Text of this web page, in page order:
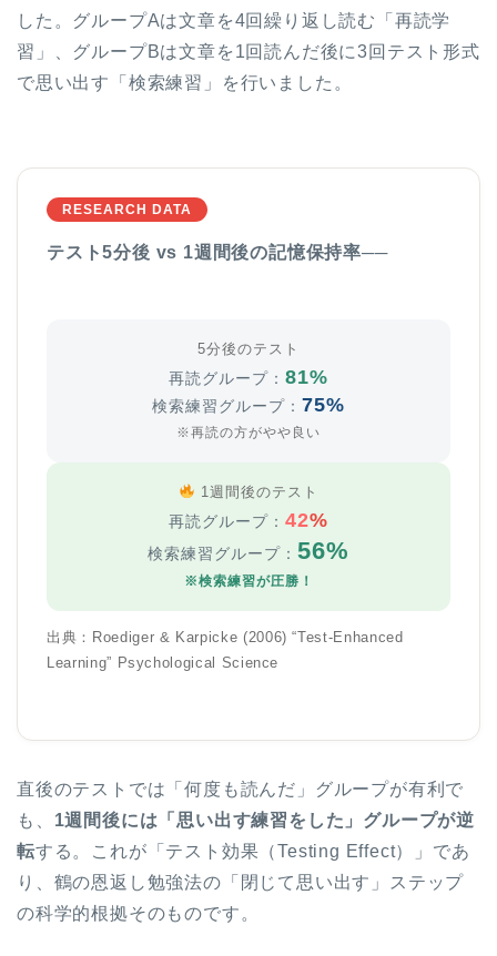
した。グループAは文章を4回繰り返し読む「再読学
習」、グループBは文章を1回読んだ後に3回テスト形式
で思い出す「検索練習」を行いました。
RESEARCH DATA
テスト5分後 vs 1週間後の記憶保持率──
5分後のテスト
再読グループ： 81%
検索練習グループ： 75%
※再読の方がやや良い
1週間後のテスト
再読グループ： 42%
検索練習グループ： 56%
※検索練習が圧勝！
出典：Roediger & Karpicke (2006) “Test-Enhanced
Learning” Psychological Science
直後のテストでは「何度も読んだ」グループが有利で
も、 1週間後には「思い出す練習をした」グループが逆
転する。これが「テスト効果（Testing Effect）」であ
り、鶴の恩返し勉強法の「閉じて思い出す」ステップ
の科学的根拠そのものです。